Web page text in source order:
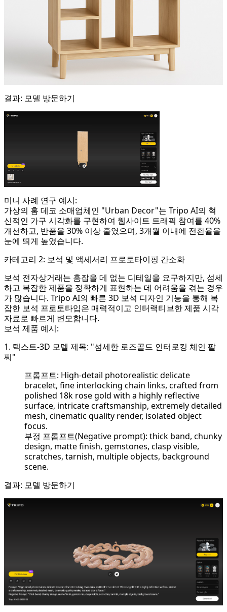
결과: 모델 방문하기
미니 사례 연구 예시:
가상의 홈 데코 소매업체인 "Urban Decor"는 Tripo AI의 혁
신적인 가구 시각화를 구현하여 웹사이트 트래픽 참여를 40%
개선하고, 반품을 30% 이상 줄였으며, 3개월 이내에 전환율을
눈에 띄게 높였습니다.
카테고리 2: 보석 및 액세서리 프로토타이핑 간소화
보석 전자상거래는 흠잡을 데 없는 디테일을 요구하지만, 섬세
하고 복잡한 제품을 정확하게 표현하는 데 어려움을 겪는 경우
가 많습니다. Tripo AI의 빠른 3D 보석 디자인 기능을 통해 복
잡한 보석 프로토타입은 매력적이고 인터랙티브한 제품 시각
자료로 빠르게 변모합니다.
보석 제품 예시:
1. 텍스트-3D 모델 제목: "섬세한 로즈골드 인터로킹 체인 팔
찌"
프롬프트: High-detail photorealistic delicate
bracelet, fine interlocking chain links, crafted from
polished 18k rose gold with a highly reflective
surface, intricate craftsmanship, extremely detailed
mesh, cinematic quality render, isolated object
focus.
부정 프롬프트(Negative prompt): thick band, chunky
design, matte finish, gemstones, clasp visible,
scratches, tarnish, multiple objects, background
scene.
결과: 모델 방문하기